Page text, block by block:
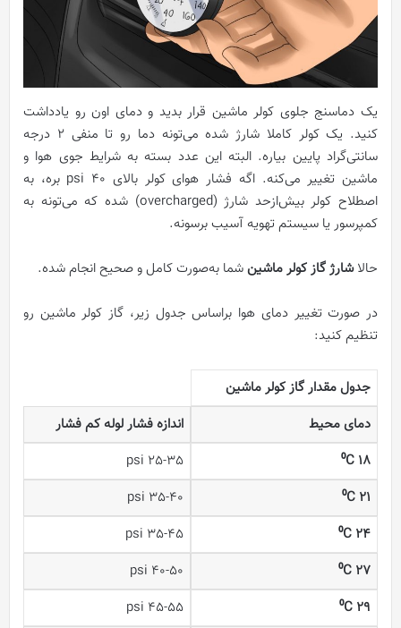
یک دماسنج جلوی کولر ماشین قرار بدید و دمای اون رو یادداشت
کنید. یک کولر کاملا شارژ شده می‌تونه دما رو تا منفی 2 درجه
سانتی‌گراد پایین بیاره. البته این عدد بسته به شرایط جوی هوا و
ماشین تغییر می‌کنه. اگه فشار هوای کولر بالای 40 psi بره، به
اصطلاح کولر بیش‌ازحد شارژ (overcharged) شده که می‌تونه به
کمپرسور یا سیستم تهویه آسیب برسونه.
حالاشارژ گاز کولر ماشینشما به‌صورت کامل و صحیح انجام‌ شده.
در صورت تغییر دمای هوا براساس جدول زیر، گاز کولر ماشین رو
تنظیم کنید:
جدول مقدار گاز کولر ماشین
دمای محیط
اندازه فشار لوله کم فشار
18
⁰C
25-35 psi
21
⁰C
35-40 psi
24
⁰C
35-45 psi
27
⁰C
40-50 psi
29
⁰C
45-55 psi